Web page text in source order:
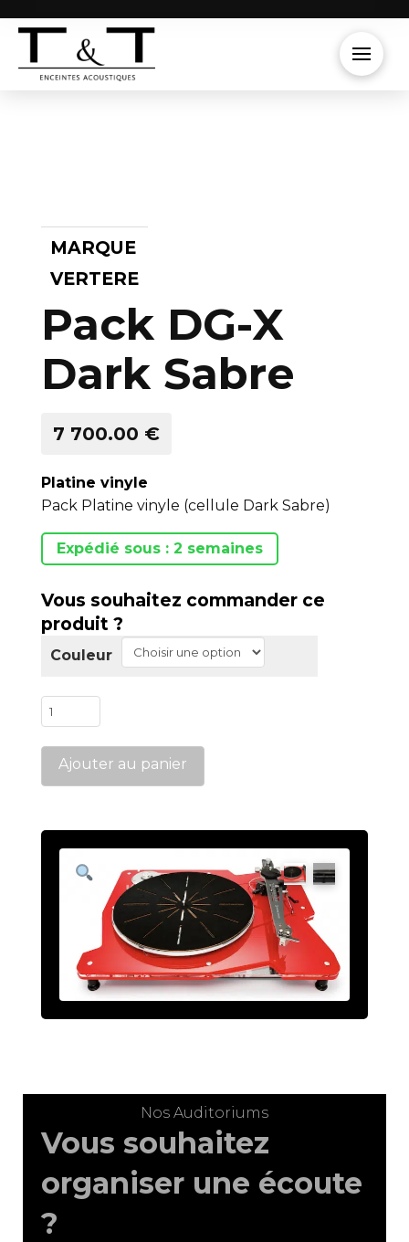
MARQUE
VERTERE
Pack DG-X
Dark Sabre
7 700.00 €
Platine vinyle
Pack Platine vinyle (cellule Dark Sabre)
Expédié sous : 2 semaines
Vous souhaitez commander ce
produit ?
Couleur
quantité
de
Pack
DG-
Dark
Sabre
Ajouter au panier
Nos Auditoriums
Vous souhaitez
organiser une écoute
?